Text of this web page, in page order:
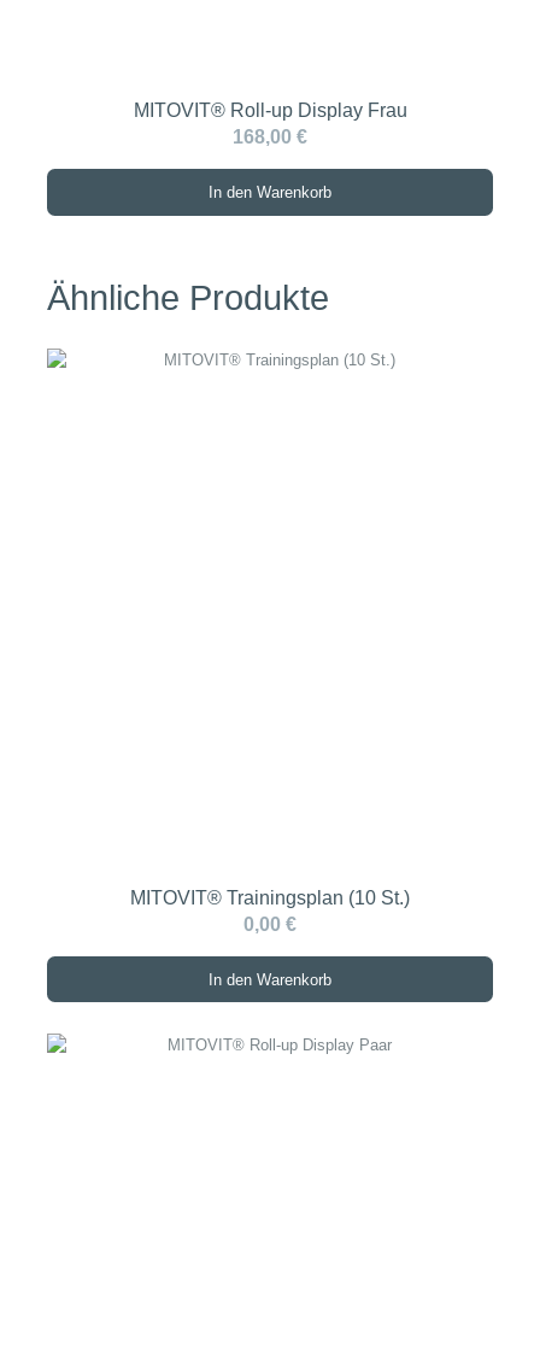
MITOVIT® Roll-up Display Frau
168,00 €
In den Warenkorb
Ähnliche Produkte
MITOVIT® Trainingsplan (10 St.)
0,00 €
In den Warenkorb